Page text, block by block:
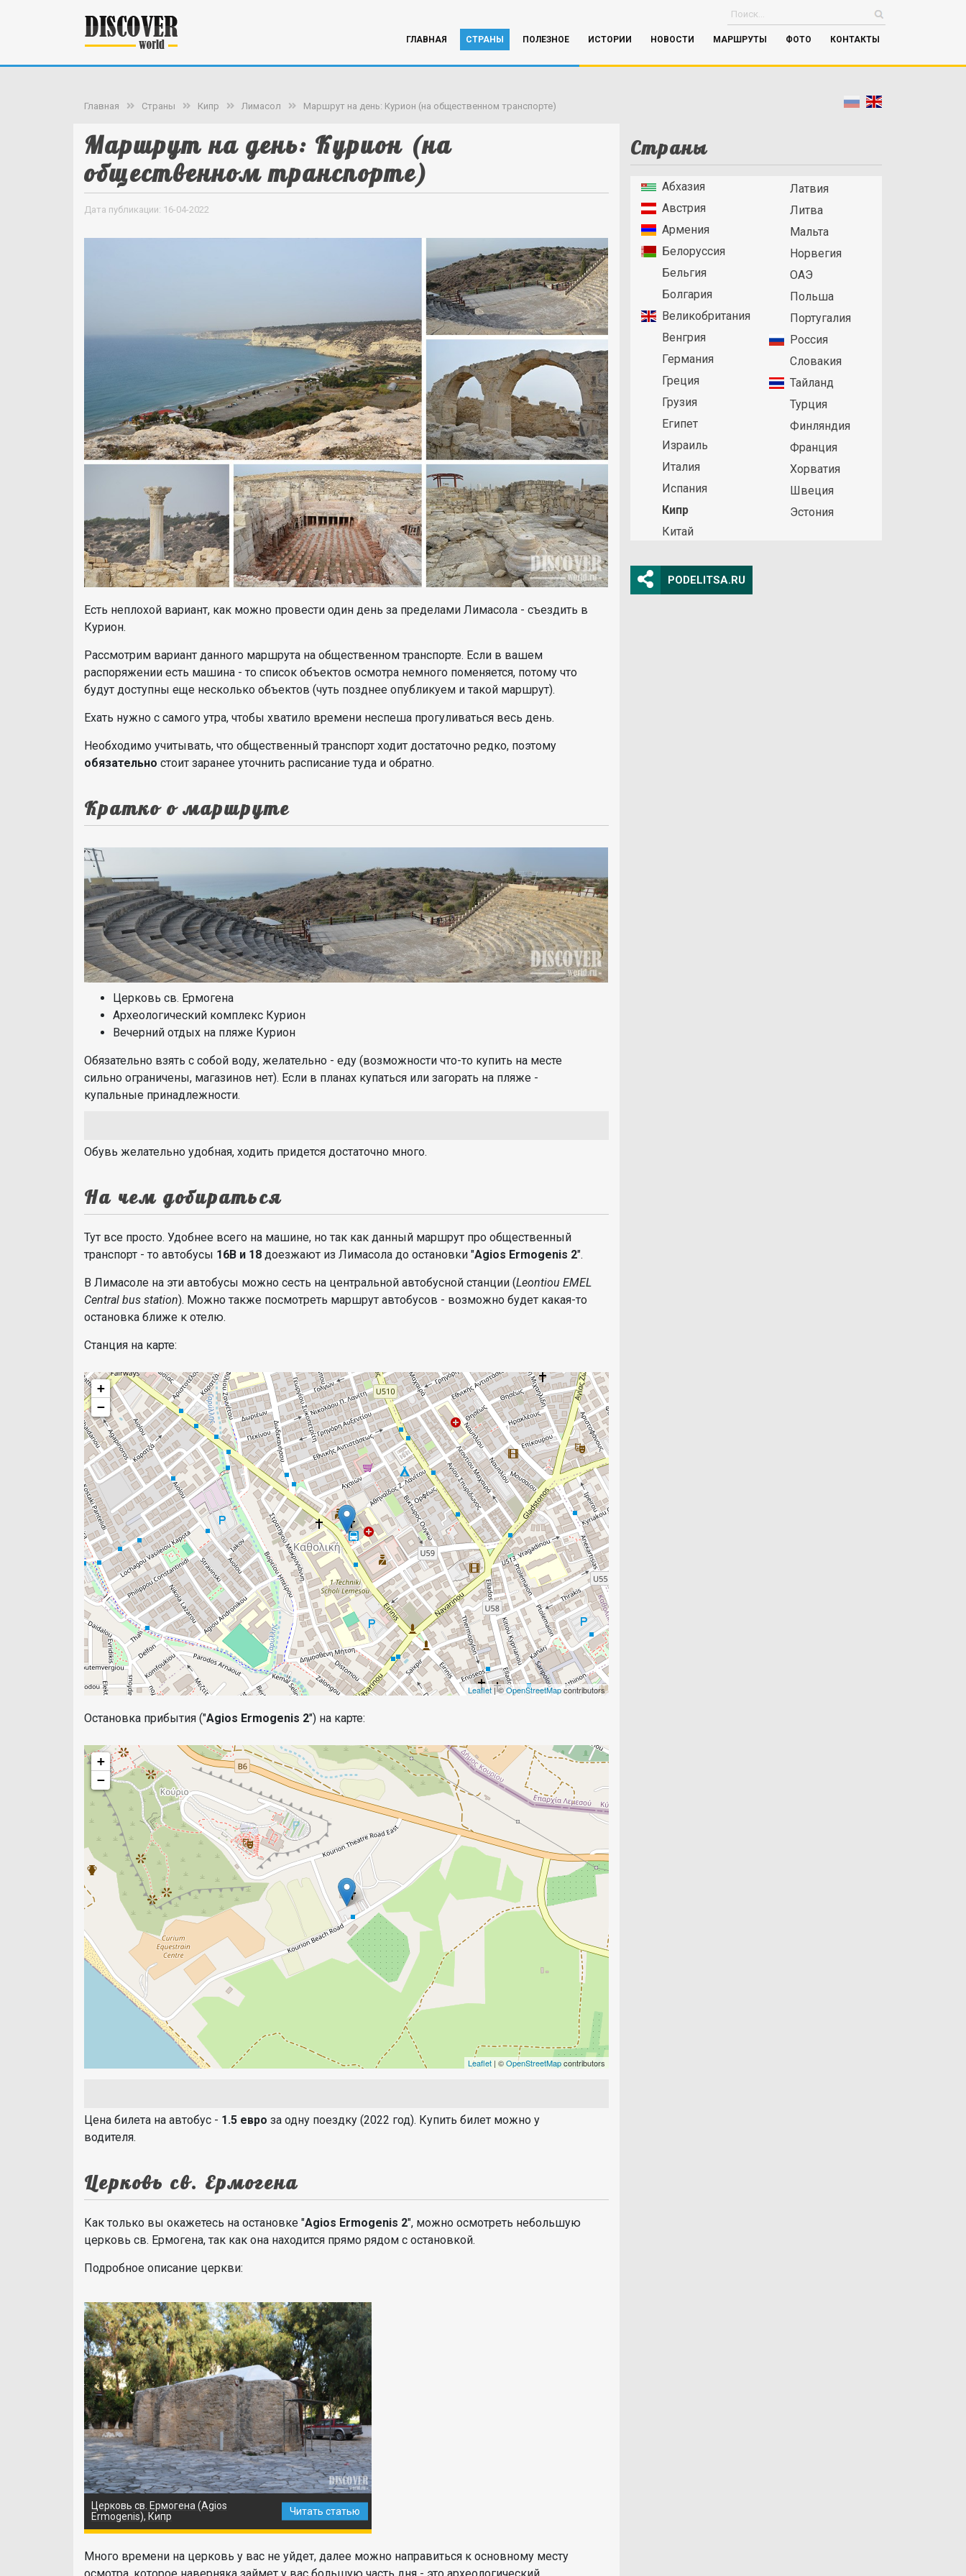
ГЛАВНАЯ СТРАНЫ ПОЛЕЗНОЕ ИСТОРИИ НОВОСТИ МАРШРУТЫ ФОТО КОНТАКТЫ
Главная Страны Кипр Лимасол Маршрут на день: Курион (на общественном транспорте)
Маршрут на день: Курион (на
общественном транспорте)
Дата публикации: 16-04-2022
Есть неплохой вариант, как можно провести один день за пределами Лимасола - съездить в
Курион.
Рассмотрим вариант данного маршрута на общественном транспорте. Если в вашем
распоряжении есть машина - то список объектов осмотра немного поменяется, потому что
будут доступны еще несколько объектов (чуть позднее опубликуем и такой маршрут).
Ехать нужно с самого утра, чтобы хватило времени неспеша прогуливаться весь день.
Необходимо учитывать, что общественный транспорт ходит достаточно редко, поэтому
обязательно стоит заранее уточнить расписание туда и обратно.
Кратко о маршруте
Церковь св. Ермогена
Археологический комплекс Курион
Вечерний отдых на пляже Курион
Обязательно взять с собой воду, желательно - еду (возможности что-то купить на месте
сильно ограничены, магазинов нет). Если в планах купаться или загорать на пляже -
купальные принадлежности.
Обувь желательно удобная, ходить придется достаточно много.
На чем добираться
Тут все просто. Удобнее всего на машине, но так как данный маршрут про общественный
транспорт - то автобусы 16B и 18 доезжают из Лимасола до остановки "Agios Ermogenis 2".
В Лимасоле на эти автобусы можно сесть на центральной автобусной станции (Leontiou EMEL
Central bus station). Можно также посмотреть маршрут автобусов - возможно будет какая-то
остановка ближе к отелю.
Станция на карте:
+
−
Leaflet| ©OpenStreetMapcontributors
Остановка прибытия ("Agios Ermogenis 2") на карте:
+
−
Leaflet | ©OpenStreetMapcontributors
Цена билета на автобус - 1.5 евро за одну поездку (2022 год). Купить билет можно у
водителя.
Церковь св. Ермогена
Как только вы окажетесь на остановке "Agios Ermogenis 2", можно осмотреть небольшую
церковь св. Ермогена, так как она находится прямо рядом с остановкой.
Подробное описание церкви:
Церковь св. Ермогена (Agios
Ermogenis), Кипр
Читать статью
Много времени на церковь у вас не уйдет, далее можно направиться к основному месту
Страны
Абхазия
Австрия
Армения
Белоруссия
Бельгия
Болгария
Великобритания
Венгрия
Германия
Греция
Грузия
Египет
Израиль
Италия
Испания
Кипр
Китай
Латвия
Литва
Мальта
Норвегия
ОАЭ
Польша
Португалия
Россия
Словакия
Тайланд
Турция
Финляндия
Франция
Хорватия
Швеция
Эстония
PODELITSA.RU